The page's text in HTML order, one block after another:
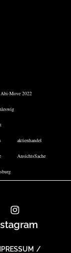
Abi-Move 2022
aktienhandel
AnsichtsSache